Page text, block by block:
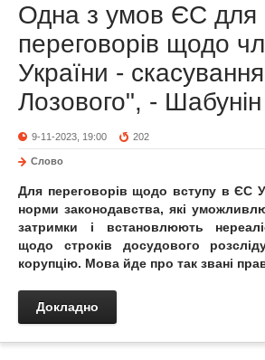
Одна з умов ЄС для
переговорів щодо
України -
Лозового", - Шабунін
9-11-2023, 19:00 202
Слово
Для переговорів щодо вступу в ЄС
норми законодавства, які
затримки і встановлюють
щодо строків досудового
корупцію. Мова йде про так звані
Докладно